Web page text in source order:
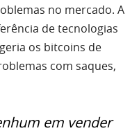
no mercado. A
de tecnologias
os bitcoins de
com saques,
em vender